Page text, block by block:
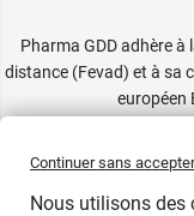
Pharma GDD adhère à
distance (Fevad) et à sa
européen
Continuer sans accepter
Nous utilisons des